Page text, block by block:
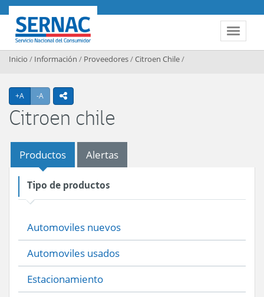
Contenido principal
Toggle
SERNAC
Inicio / Información / Proveedores/Citroen Chile/
+A Agrandar texto
-A Achicar textoicono compartir
Citroen chile
Productos Alertas
Tipo de productos
Automoviles nuevos
Automoviles usados
Estacionamiento